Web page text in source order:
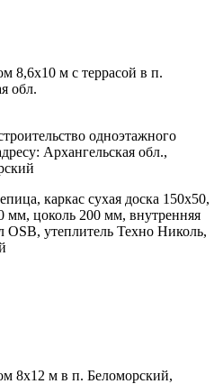
8,6х10 м с террасой в п.
обл.
одноэтажного
Архангельская обл.,
каркас сухая доска 150х50,
мм, цоколь 200 мм, внутренняя
OSB, утеплитель Техно Николь,
8х12 м в п. Беломорский,